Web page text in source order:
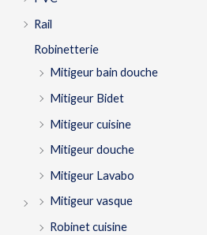
Rail
Robinetterie
Mitigeur bain douche
Mitigeur Bidet
Mitigeur cuisine
Mitigeur douche
Mitigeur Lavabo
Mitigeur vasque
Robinet cuisine